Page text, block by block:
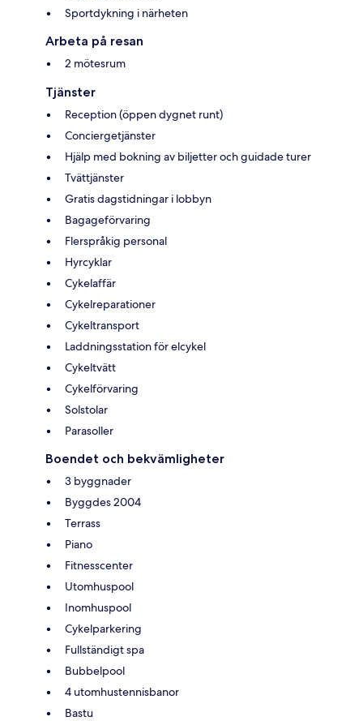
Sportdykning i närheten
Arbeta på resan
2 mötesrum
Tjänster
Reception (öppen dygnet runt)
Conciergetjänster
Hjälp med bokning av biljetter och guidade turer
Tvättjänster
Gratis dagstidningar i lobbyn
Bagageförvaring
Flerspråkig personal
Hyrcyklar
Cykelaffär
Cykelreparationer
Cykeltransport
Laddningsstation för elcykel
Cykeltvätt
Cykelförvaring
Solstolar
Parasoller
Boendet och bekvämligheter
3 byggnader
Byggdes 2004
Terrass
Piano
Fitnesscenter
Utomhuspool
Inomhuspool
Cykelparkering
Fullständigt spa
Bubbelpool
4 utomhustennisbanor
Bastu